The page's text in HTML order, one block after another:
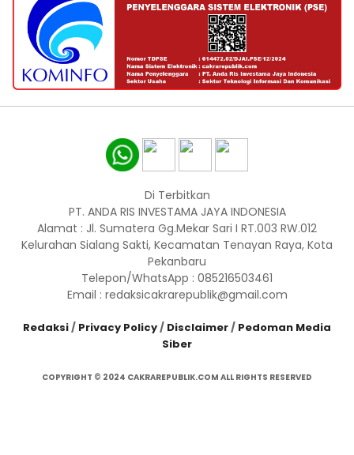
Di Terbitkan
PT. ANDA RIS INVESTAMA JAYA INDONESIA
Alamat : Jl. Sumatera Gg.Mekar Sari I RT.003 RW.012
Kelurahan Sialang Sakti, Kecamatan Tenayan Raya, Kota
Pekanbaru
Telepon/WhatsApp : 085216503461
Email : redaksicakrarepublik@gmail.com
Redaksi/ Privacy Policy/ Disclaimer/ Pedoman Media
Siber
COPYRIGHT © 2024 CAKRAREPUBLIK.COM ALL RIGHTS RESERVED